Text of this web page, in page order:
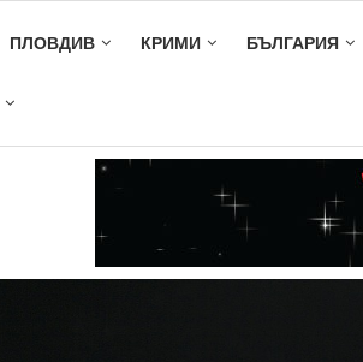
ПЛОВДИВ КРИМИ БЪЛГАРИЯ